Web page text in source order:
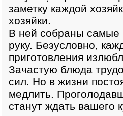
заметку каждой
хозяйки.
В ней собраны самые
руку. Безусловно,
приготовления
Зачастую блюда
сил. Но в жизни
медлить.
станут ждать вашего